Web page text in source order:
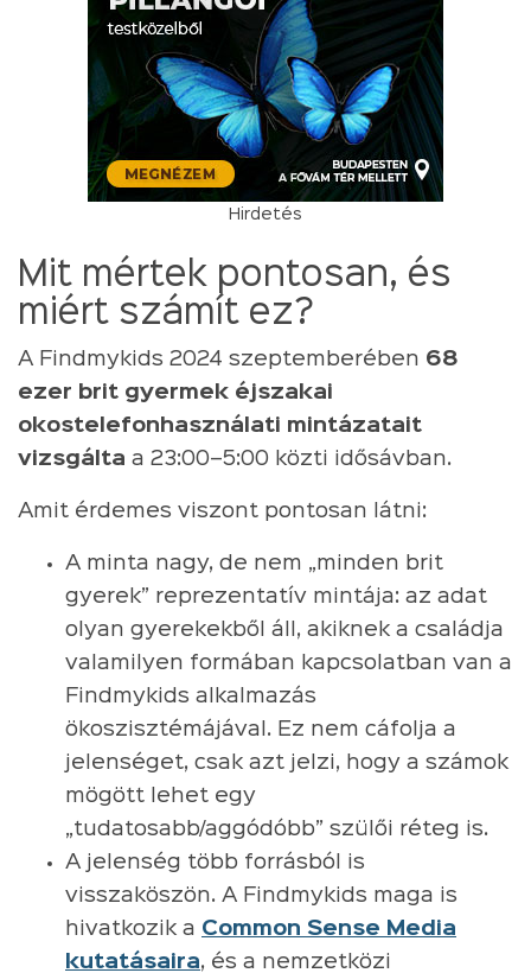
Hirdetés
Mit mértek pontosan, és
miért számít ez?
A Findmykids 2024 szeptemberében 68
ezer brit gyermek éjszakai
okostelefonhasználati mintázatait
vizsgálta a 23:00–5:00 közti idősávban.
Amit érdemes viszont pontosan látni:
A minta nagy, de nem „minden brit
gyerek” reprezentatív mintája: az adat
olyan gyerekekből áll, akiknek a családja
valamilyen formában kapcsolatban van a
Findmykids alkalmazás
ökoszisztémájával. Ez nem cáfolja a
jelenséget, csak azt jelzi, hogy a számok
mögött lehet egy
„tudatosabb/aggódóbb” szülői réteg is.
A jelenség több forrásból is
visszaköszön. A Findmykids maga is
hivatkozik a Common Sense Media
kutatásaira, és a nemzetközi